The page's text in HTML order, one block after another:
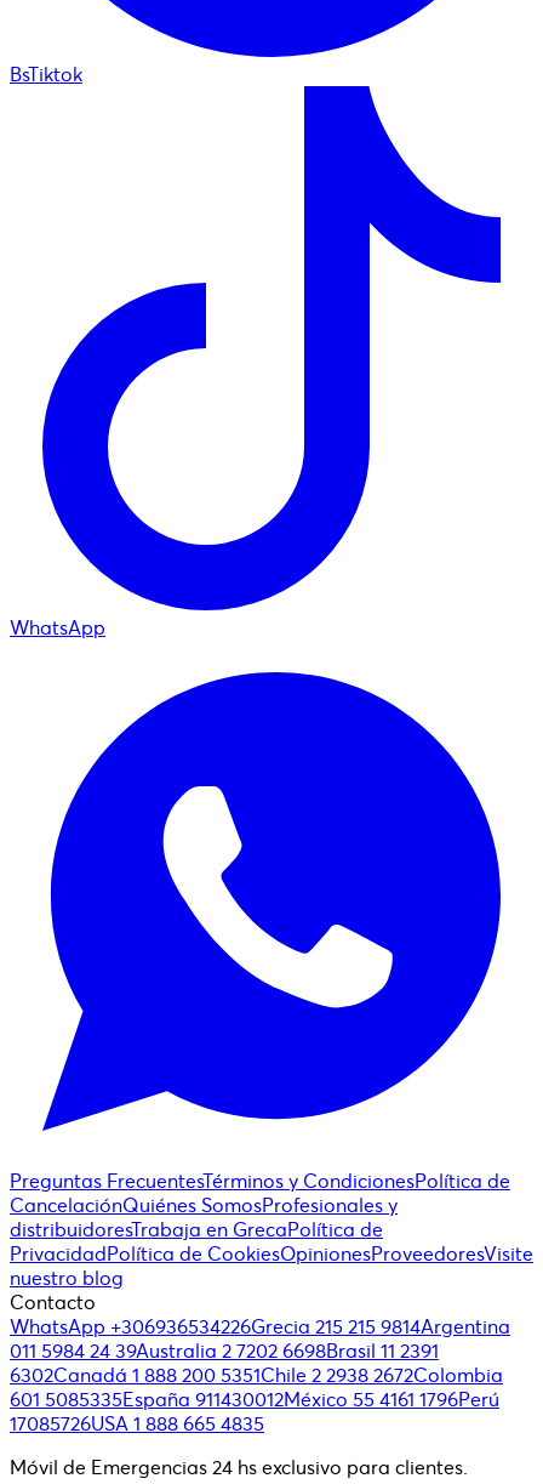
BsTiktok
WhatsApp
Preguntas FrecuentesTérminos y CondicionesPolítica de
CancelaciónQuiénes SomosProfesionales y
distribuidoresTrabaja en GrecaPolítica de
PrivacidadPolítica de CookiesOpinionesProveedoresVisite
nuestro blog
Contacto
WhatsApp +306936534226Grecia 215 215 9814Argentina
011 5984 24 39Australia 2 7202 6698Brasil 11 2391
6302Canadá 1 888 200 5351Chile 2 2938 2672Colombia
601 5085335España 911430012México 55 4161 1796Perú
17085726USA 1 888 665 4835
Móvil de Emergencias 24 hs exclusivo para clientes.